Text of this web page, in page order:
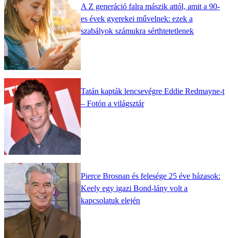
A Z generáció falra mászik attól, amit a 90-
es évek gyerekei művelnek: ezek a
szabályok számukra sérthtetetlenek
Tatán kapták lencsevégre Eddie Redmayne-t
– Fotón a világsztár
Pierce Brosnan és felesége 25 éve házasok:
Keely egy igazi Bond-lány volt a
kapcsolatuk elején